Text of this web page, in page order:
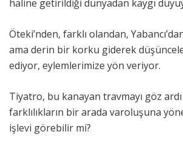
haline getirildiği dünyadan kaygı
Öteki’nden, farklı olandan,
ama derin bir korku giderek
ediyor, eylemlerimize yön veriyor.
Tiyatro, bu kanayan travmayı göz
farklılıkların bir arada varoluşuna
işlevi görebilir mi?